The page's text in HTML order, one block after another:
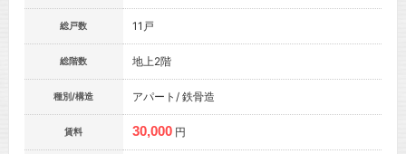
総戸数 11戸
総階数 地上2階
種別/構造 アパート/ 鉄骨造
賃料 30,000 円